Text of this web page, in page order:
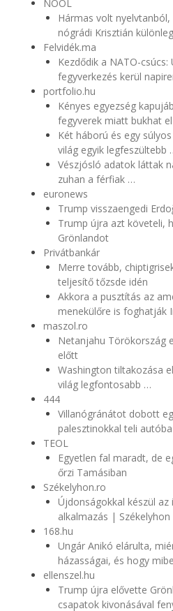
NOOL
Hármas volt
nógrádi Krisztián
Felvidék.ma
Kezdődik a NATO-
fegyverkezés kerül
portfolio.hu
Kényes egyezség
fegyverek miatt bukhat
Két háború és egy
világ egyik legfeszültebb
Vészjósló adatok láttak
zuhan a férfiak …
euronews
Trump visszaengedi
Trump újra azt követeli,
Grönlandot
Privátbankár
Merre tovább,
teljesítő tőzsde idén
Akkora a pusztítás az
menekülőre is foghatják
maszol.ro
Netanjahu Törökország
előtt
Washington tiltakozása
világ legfontosabb …
444
Villanógránátot dobott
palesztinokkal teli autóba
TEOL
Egyetlen fal maradt, de
őrzi Tamásiban
Székelyhon.ro
Újdonságokkal készül az
alkalmazás | Székelyhon
168.hu
Ungár Anikó elárulta,
házasságai, és hogy
ellenszel.hu
Trump újra elővette
csapatok kivonásával